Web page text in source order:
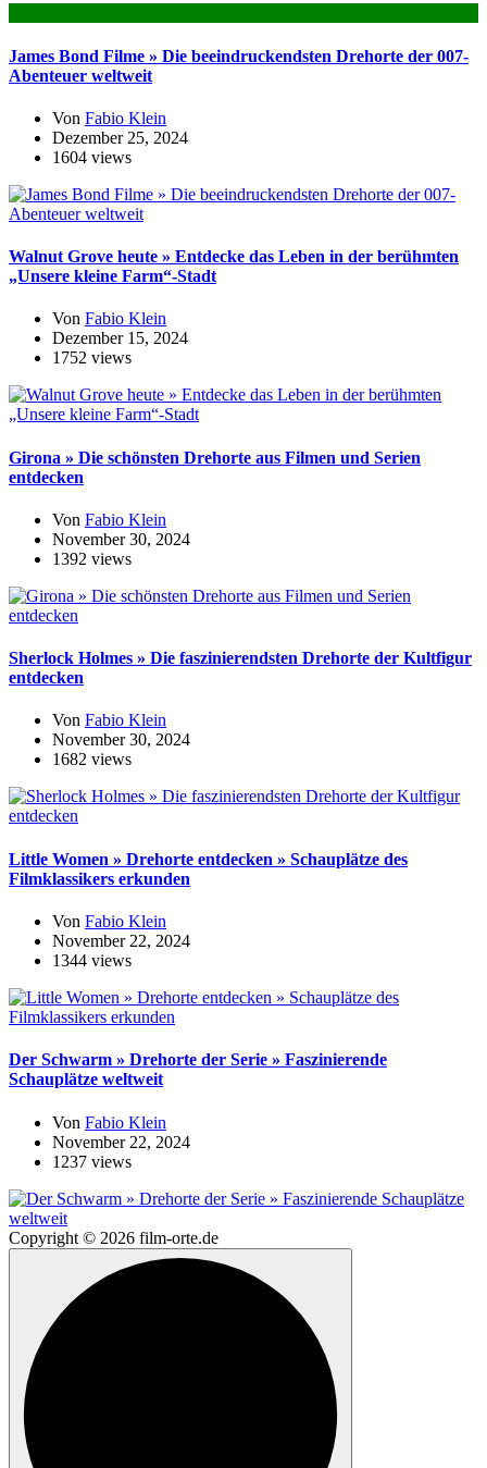
James Bond Filme » Die beeindruckendsten Drehorte der 007-
Abenteuer weltweit
Von Fabio Klein
Dezember 25, 2024
1604 views
Walnut Grove heute » Entdecke das Leben in der berühmten
„Unsere kleine Farm“-Stadt
Von Fabio Klein
Dezember 15, 2024
1752 views
Girona » Die schönsten Drehorte aus Filmen und Serien
entdecken
Von Fabio Klein
November 30, 2024
1392 views
Sherlock Holmes » Die faszinierendsten Drehorte der Kultfigur
entdecken
Von Fabio Klein
November 30, 2024
1682 views
Little Women » Drehorte entdecken » Schauplätze des
Filmklassikers erkunden
Von Fabio Klein
November 22, 2024
1344 views
Der Schwarm » Drehorte der Serie » Faszinierende
Schauplätze weltweit
Von Fabio Klein
November 22, 2024
1237 views
Copyright © 2026 film-orte.de